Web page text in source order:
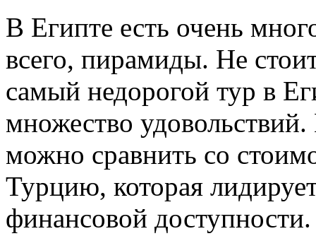
В Египте есть очень
всего, пирамиды. Не
самый недорогой тур в
множество
можно сравнить со
Турцию, которая
финансовой